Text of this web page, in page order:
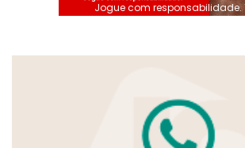
Jogue com responsabilidade.